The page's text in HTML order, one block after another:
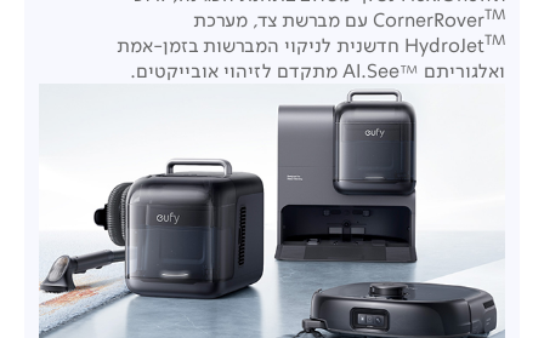
CornerRoverTM
עם מברשת צד, מערכת
HydroJetTM
חדשנית לניקוי המברשות בזמן-אמת
ואלגוריתם ™AI.See מתקדם לזיהוי אובייקטים.